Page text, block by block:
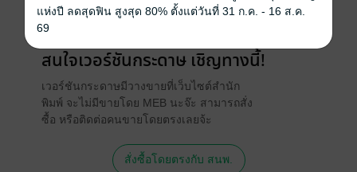
ราคาปก 449 บาท (ประหยัด 25%)
สนใจเวอร์ชันกระดาษ เชิญทางนี้!
เวอร์ชันกระดาษมีวางขายที่เว็บไซต์สำนัก
พิมพ์ จะไม่มีขายโดย MEB นะจ๊ะ สามารถสั่ง
ซื้อ หรือติดต่อคนขายโดยตรงเลยจ้ะ
สั่งซื้อโดยตรงกับ สนพ.
แห่งปี ลดสุดฟิน สูงสุด 80% ตั้งแต่วันที่ 31 ก.ค. - 16 ส.ค.
69